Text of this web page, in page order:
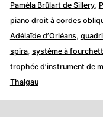
Paméla Brûlart de Sillery,
piano droit à cordes
Adélaïde d’Orléans,
spira, système à
trophée d’instrument de
Thalgau